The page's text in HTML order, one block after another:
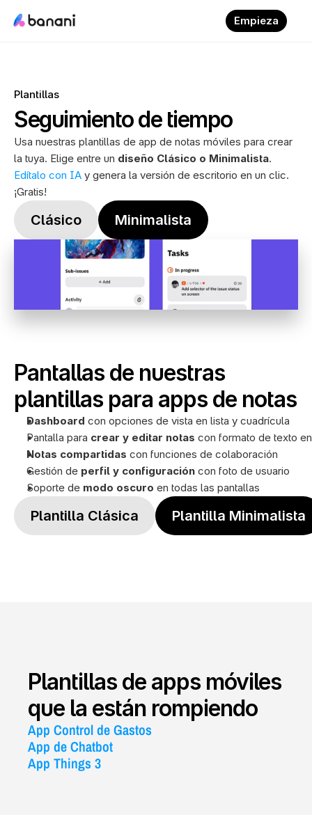
Plantillas
Seguimiento de tiempo
Usa nuestras plantillas de app de notas móviles para crear
la tuya. Elige entre un diseño Clásico o Minimalista
Edítalo con IA y genera la versión de escritorio en un clic.
¡Gratis!
Clásico Minimalista
Pantallas de nuestras
plantillas para apps de notas
Dashboard con opciones de vista en lista y cuadrícula
Pantalla para crear y editar notas con formato de texto
Notas compartidas con funciones de colaboración
Gestión de perfil y configuración con foto de usuario
Soporte de modo oscuro en todas las pantallas
Plantilla Clásica Plantilla Minimalista
Plantillas de apps móviles
que la están rompiendo
App Control de Gastos
App de Chatbot
App Things 3
Empieza